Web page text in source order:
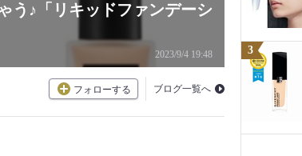
う♪「リキッドファンデーシ
2023/9/4 19:48
フォローする ブログ一覧へ